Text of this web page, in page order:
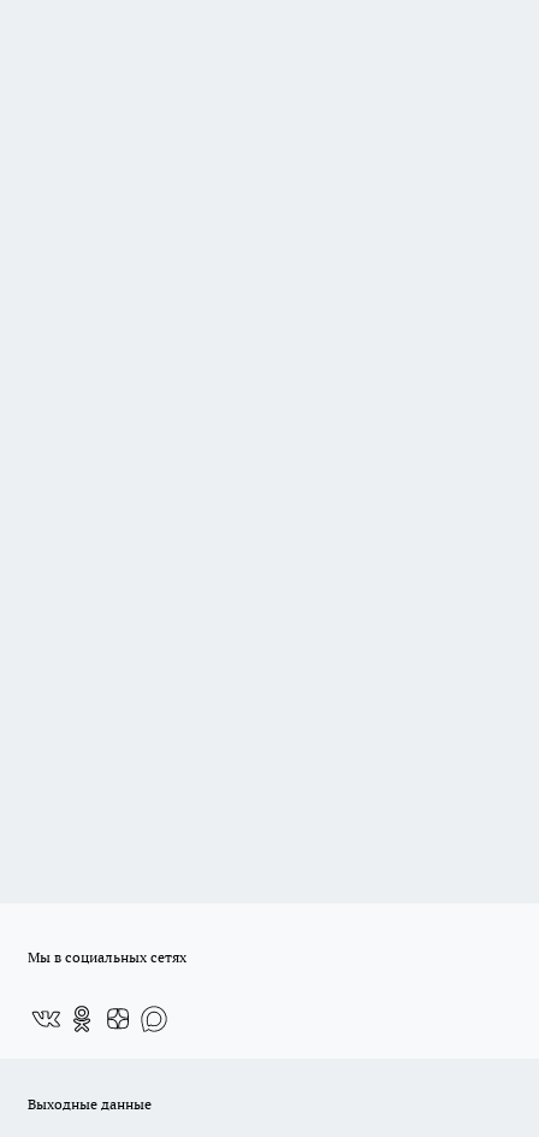
Мы в социальных сетях
Выходные данные